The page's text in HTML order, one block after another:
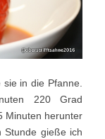
in die Pfanne.
220 Grad
Minuten herunter
Stunde gieße ich